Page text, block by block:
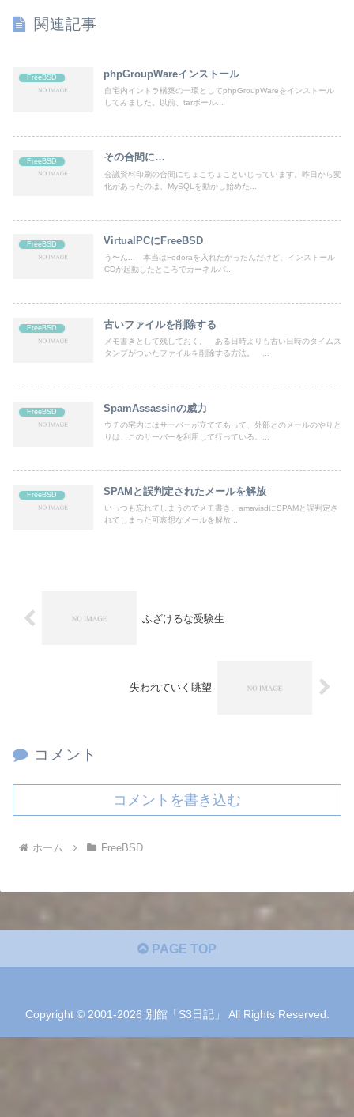
関連記事
FreeBSD phpGroupWareインストール
自宅内イントラ構築の一環としてphpGroupWareをインストール
してみました。以前、tarボール...
FreeBSD その合間に…
会議資料印刷の合間にちょこちょこといじっています。昨日から変
化があったのは、MySQLを動かし始めた...
FreeBSD VirtualPCにFreeBSD
う〜ん... 本当はFedoraを入れたかったんだけど、インストール
CDが起動したところでカーネルパ...
FreeBSD 古いファイルを削除する
メモ書きとして残しておく。 ある日時よりも古い日時のタイムス
タンプがついたファイルを削除する方法。 ...
FreeBSD SpamAssassinの威力
ウチの宅内にはサーバーが立ててあって、外部とのメールのやりと
りは、このサーバーを利用して行っている。...
FreeBSD SPAMと誤判定されたメールを解放
いっつも忘れてしまうのでメモ書き。amavisdにSPAMと誤判定さ
れてしまった可哀想なメールを解放...
ふざけるな受験生
失われていく眺望
コメント
コメントを書き込む
ホーム FreeBSD
PAGE TOP
Copyright © 2001-2026 別館「S3日記」 All Rights Reserved.